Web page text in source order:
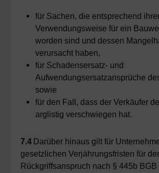
für Sachen, die entsprechend
Verwendungsweise für ein
worden sind und dessen
verursacht haben,
für Schadensersatz- und
Aufwendungsersatzansprüche
sowie
für den Fall, dass der Verkäufer
arglistig verschwiegen hat.
7.4 Darüber hinaus gilt für
gesetzlichen Verjährungsfristen für
Rückgriffsanspruch nach § 445b